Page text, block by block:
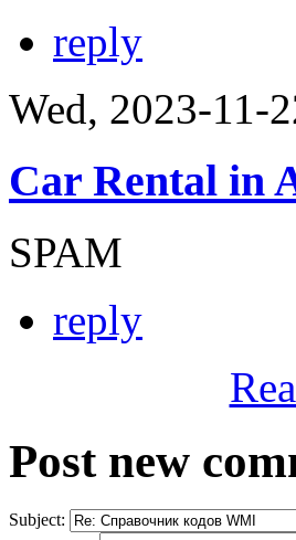
reply
Wed, 2023-11-
Car Rental in
SPAM
reply
Post new
Subject: